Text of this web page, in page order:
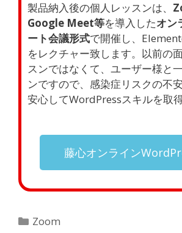
製品納入後の個人レッスンは、
Google Meet等を導入したオン
ート会議形式で開催し、
をレクチャー致します。以前の
スンではなくて、ユーザー様と
ンですので、感染症リスクの不
安心してWordPressスキルを取得
藤心オンライン
Zoom